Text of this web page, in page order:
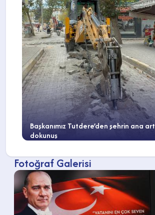
Başkanımız Tutdere’den şehrin ana
dokunuş
Fotoğraf Galerisi